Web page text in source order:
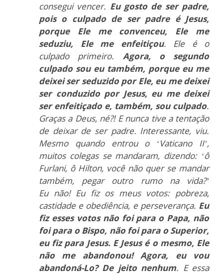
consegui vencer. Eu gosto de ser padre,
pois o culpado de ser padre é Jesus,
porque Ele me convenceu, Ele me
seduziu, Ele me enfeitiçou. Ele é o
culpado primeiro. Agora, o segundo
culpado sou eu também, porque eu me
deixei ser seduzido por Ele, eu me deixei
ser conduzido por Jesus, eu me deixei
ser enfeitiçado e, também, sou culpado.
Graças a Deus, né?! E nunca tive a tentação
de deixar de ser padre. Interessante, viu.
Mesmo quando entrou o ‘Vaticano II’,
muitos colegas se mandaram, dizendo: ‘ô
Furlani, ô Hilton, você não quer se mandar
também, pegar outro rumo na vida?’
Eu não! Eu fiz os meus votos: pobreza,
castidade e obediência, e perseverança. Eu
fiz esses votos não foi para o Papa, não
foi para o Bispo, não foi para o Superior,
eu fiz para Jesus. E Jesus é o mesmo, Ele
não me abandonou! Agora, eu vou
abandoná-Lo? De jeito nenhum. E essa